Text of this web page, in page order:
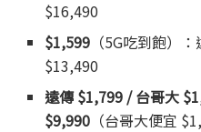
$16,490
$1,599 （5G吃到飽）
$13,490
遠傳 $1,799 / 台哥大
$9,990 （台哥大便宜